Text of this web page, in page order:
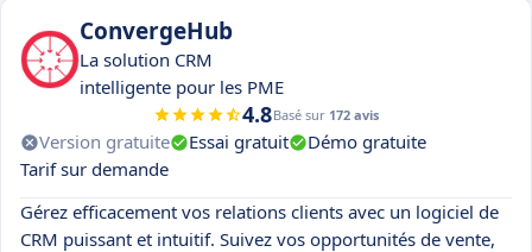
ConvergeHub
La solution CRM
intelligente pour les PME
4.8Basé sur 172 avis
Version gratuite Essai gratuit
Démo gratuite
Tarif sur demande
Gérez efficacement vos relations clients avec un logiciel de
CRM puissant et intuitif. Suivez vos opportunités de vente,